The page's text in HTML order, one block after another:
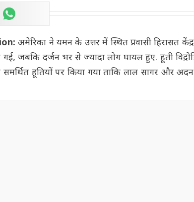
अमेरिका ने यमन के उत्तर में स्थित प्रवासी हिरासत
जबकि दर्जन भर से ज्यादा लोग घायल हुए. हूती
समर्थित हूतियों पर किया गया ताकि लाल सागर और